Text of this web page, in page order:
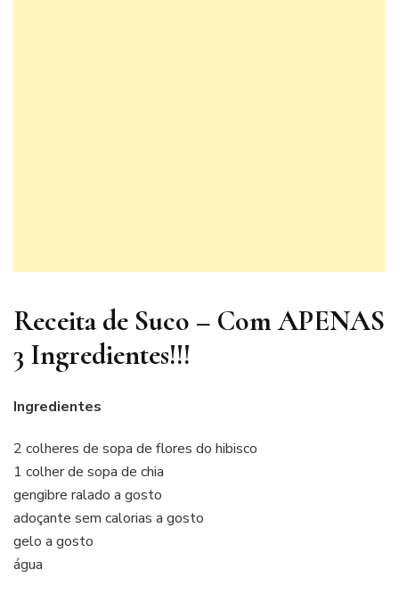
Receita de Suco – Com APENAS
3 Ingredientes!!!
Ingredientes
2 colheres de sopa de flores do hibisco
1 colher de sopa de chia
gengibre ralado a gosto
adoçante sem calorias a gosto
gelo a gosto
água